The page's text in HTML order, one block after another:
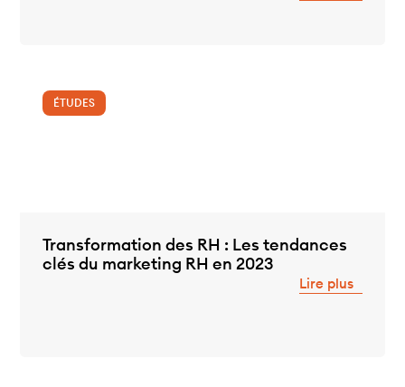
ÉTUDES
Transformation des RH : Les tendances
clés du marketing RH en 2023
Lire plus